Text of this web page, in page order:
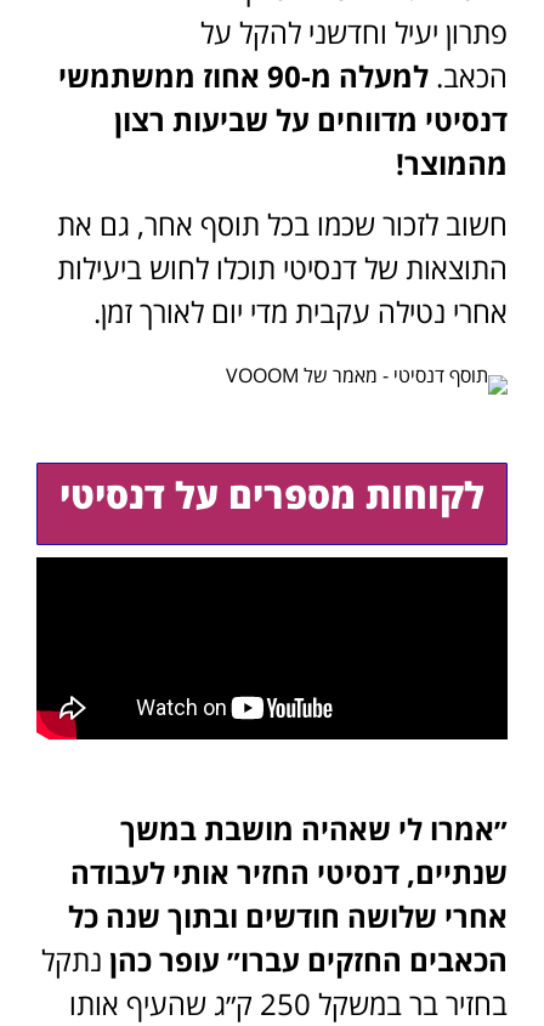
פתרון יעיל וחדשני להקל על
הכאב.
למעלה מ-90 אחוז ממשתמשי
דנסיטי מדווחים על שביעות רצון
מהמוצר!
חשוב לזכור שכמו בכל תוסף אחר, גם את
התוצאות של דנסיטי תוכלו לחוש ביעילות
אחרי נטילה עקבית מדי יום לאורך זמן.
לקוחות מספרים על דנסיטי
״אמרו לי שאהיה מושבת במשך
שנתיים, דנסיטי החזיר אותי לעבודה
אחרי שלושה חודשים ובתוך שנה כל
הכאבים החזקים עברו״ עופר כהן נתקל
בחזיר בר במשקל 250 ק״ג שהעיף אותו